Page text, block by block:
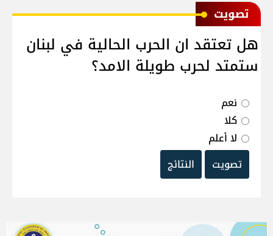
ﺗﺼﻮﻳﺖ
هل تعتقد ان الحرب الحالية في لبنان
ستمتد لحرب طويلة الامد؟
نعم
كلا
لا أعلم
تصويت
النتائج